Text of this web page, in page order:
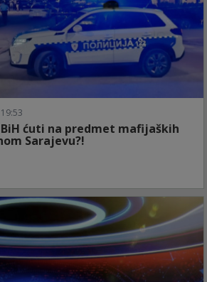
ćuti na predmet mafijaških
Sarajevu?!